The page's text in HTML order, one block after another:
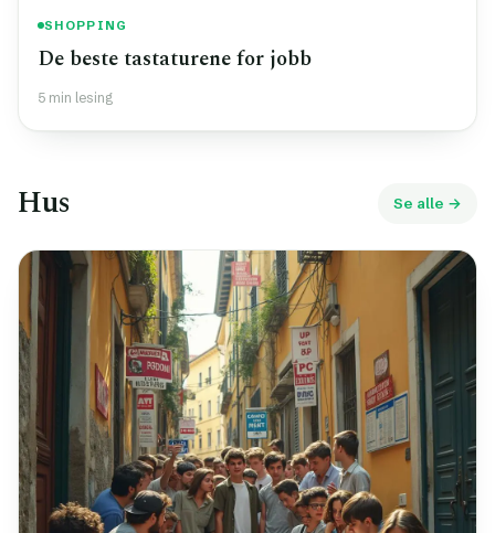
SHOPPING
De beste tastaturene for jobb
5 min lesing
Hus Se alle →